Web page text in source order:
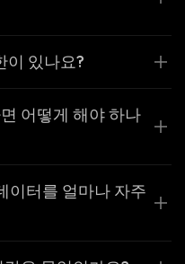
이 있나요?
어떻게 해야 하나
이터를 얼마나 자주